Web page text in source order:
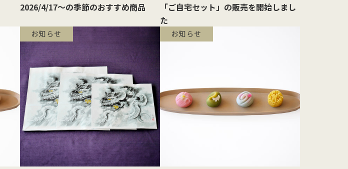
2026/4/17〜の季節のおすすめ商品
「ご自宅セット」の販売を開始しまし
た
お知らせ お知らせ